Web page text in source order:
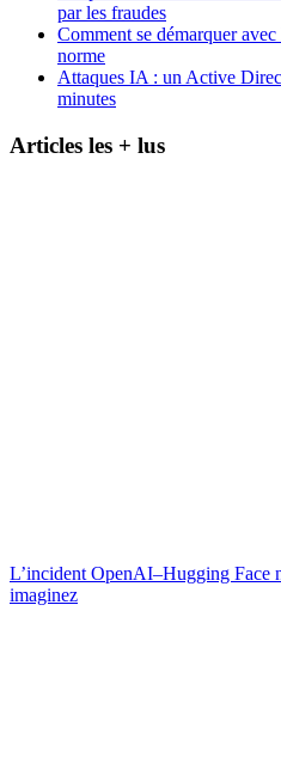
par les fraudes
Comment se démarquer
norme
Attaques IA : un Active
minutes
Articles les + lus
L’incident OpenAI–Hugging Face
imaginez